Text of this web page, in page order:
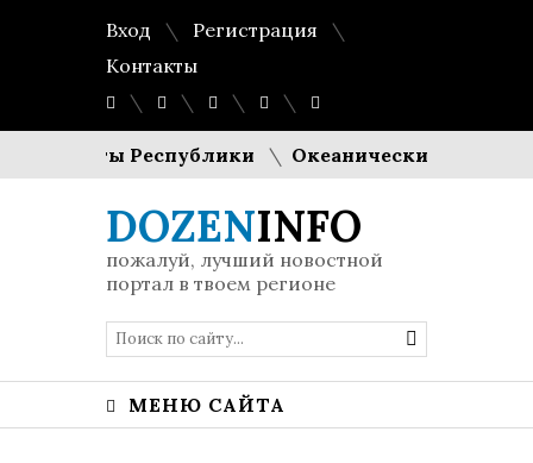
Вход
Регистрация
Контакты
Республики Океанические рифы из
DOZENINFO
пожалуй, лучший новостной
портал в твоем регионе
МЕНЮ САЙТА